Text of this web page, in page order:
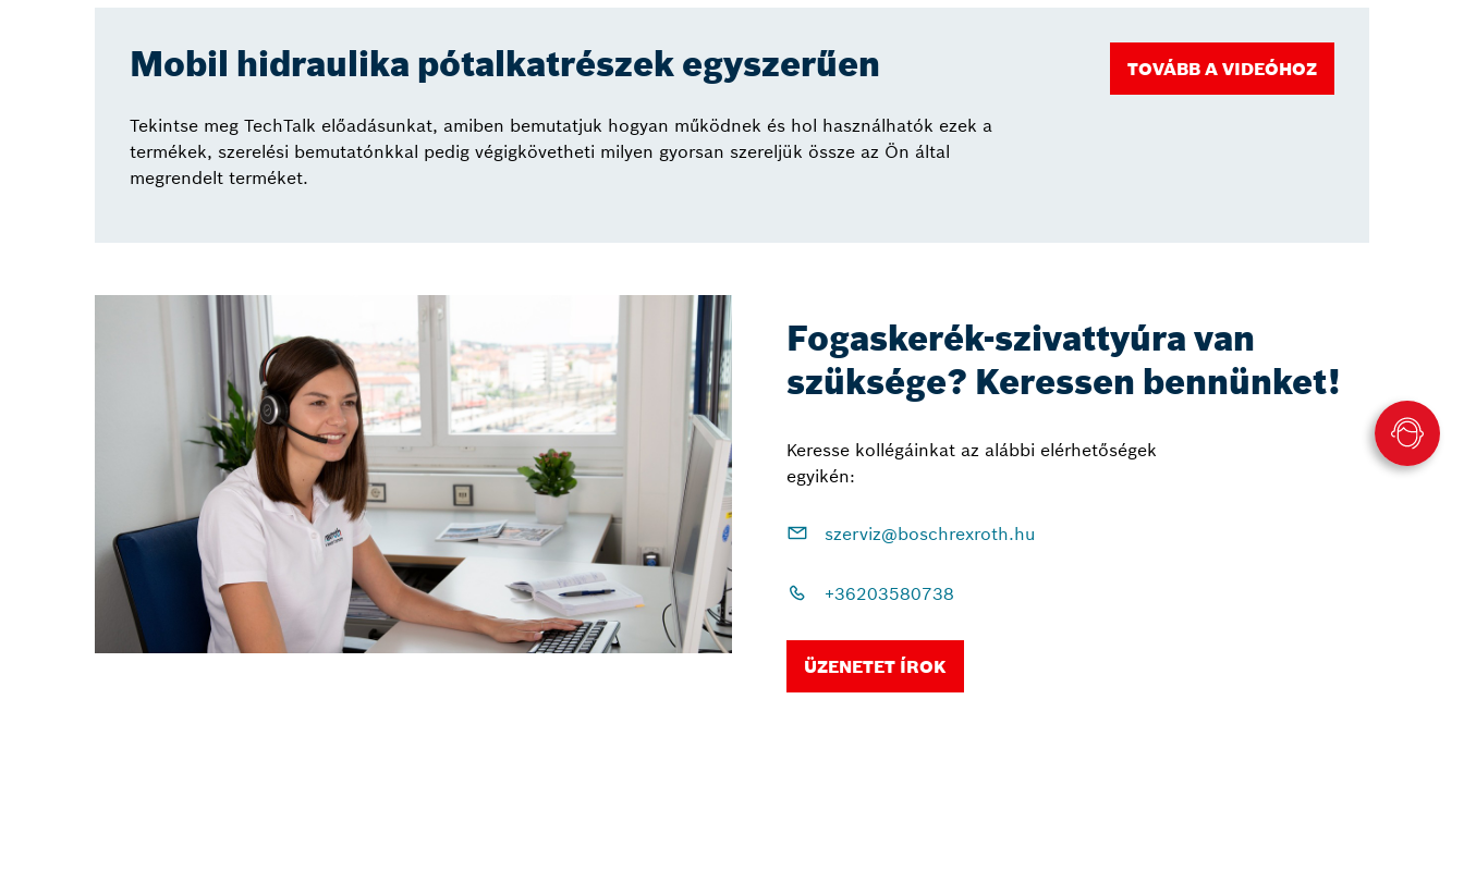
Mobil hidraulika pótalkatrészek egyszerűen
Tekintse meg TechTalk előadásunkat, amiben bemutatjuk hogyan működnek és hol használhatók ezek a
termékek, szerelési bemutatónkkal pedig végigkövetheti milyen gyorsan szereljük össze az Ön által
megrendelt terméket.
TOVÁBB A VIDEÓHOZ
Fogaskerék-szivattyúra van
szüksége? Keressen bennünket!
Keresse kollégáinkat az alábbi elérhetőségek
egyikén:
szerviz@boschrexroth.hu
+36203580738
ÜZENETET ÍROK